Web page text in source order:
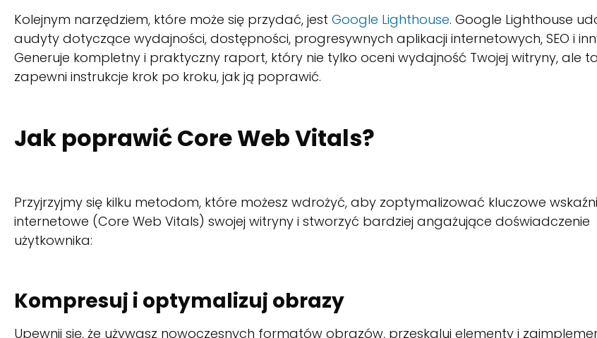
Kolejnym narzędziem, które może się przydać, jest Google Lighthouse. Google Lighthouse
audyty dotyczące wydajności, dostępności, progresywnych aplikacji internetowych, SEO i
Generuje kompletny i praktyczny raport, który nie tylko oceni wydajność Twojej witryny, ale
zapewni instrukcje krok po kroku, jak ją poprawić.
Jak poprawić Core Web Vitals?
Przyjrzyjmy się kilku metodom, które możesz wdrożyć, aby zoptymalizować kluczowe
internetowe (Core Web Vitals) swojej witryny i stworzyć bardziej angażujące doświadczenie
użytkownika:
Kompresuj i optymalizuj obrazy
Upewnij się, że używasz nowoczesnych formatów obrazów, przeskaluj elementy i